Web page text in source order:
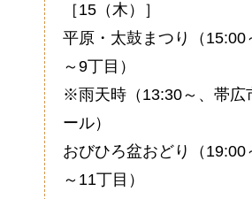
［15（木）］
平原・太鼓まつり（15:00
～9丁目）
※雨天時（13:30～、帯広
ール）
おびひろ盆おどり（19:00
～11丁目）